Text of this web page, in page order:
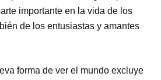
importante en la vida de los
de los entusiastas y amantes
forma de ver el mundo excluye